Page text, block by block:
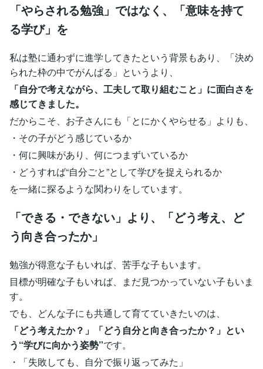
「やらされる勉強」ではなく、「意味を持て
る学び」を
私は塾に通わずに進学してきたという背景もあり、「決め
られた枠の中でがんばる」というより、
「自分で考えながら、工夫して取り組むこと」に面白さを
感じてきました。
だからこそ、お子さんにも「とにかくやらせる」よりも、
・その子がどう感じているか
・何に興味があり、何につまずいているか
・どうすれば“自分ごと”として学びを捉えられるか
を一緒に探るような関わりをしています。
「できる・できない」より、「どう考え、ど
う向き合ったか」
勉強が得意な子もいれば、苦手な子もいます。
目標が明確な子もいれば、まだ見つかっていない子もいま
す。
でも、どんな子にも共通して育てていきたいのは、
「どう考えたか？」「どう自分と向き合ったか？」とい
う“学びに向かう姿勢”です。
・「失敗しても、自分で振り返ってみた」